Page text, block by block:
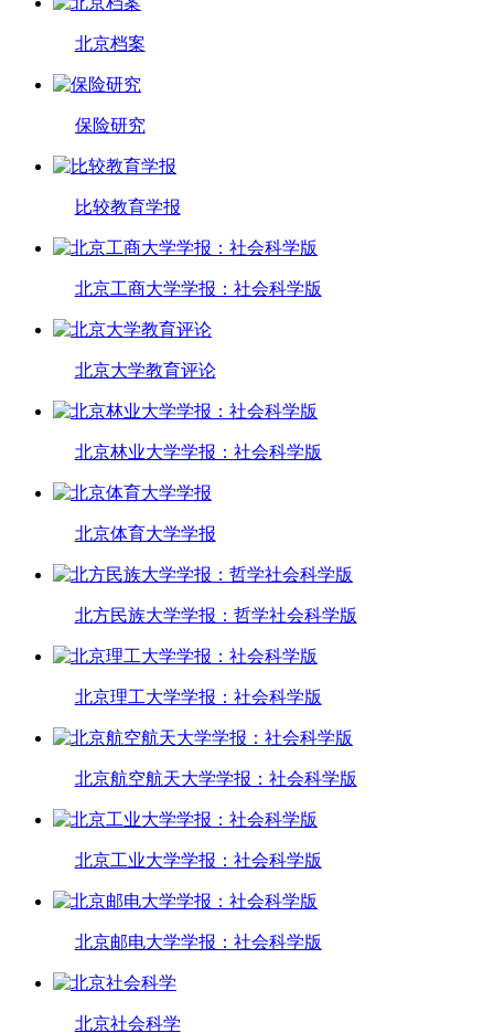
北京档案
保险研究
比较教育学报
北京工商大学学报：社会科学版
北京大学教育评论
北京林业大学学报：社会科学版
北京体育大学学报
北方民族大学学报：哲学社会科学版
北京理工大学学报：社会科学版
北京航空航天大学学报：社会科学版
北京工业大学学报：社会科学版
北京邮电大学学报：社会科学版
北京社会科学